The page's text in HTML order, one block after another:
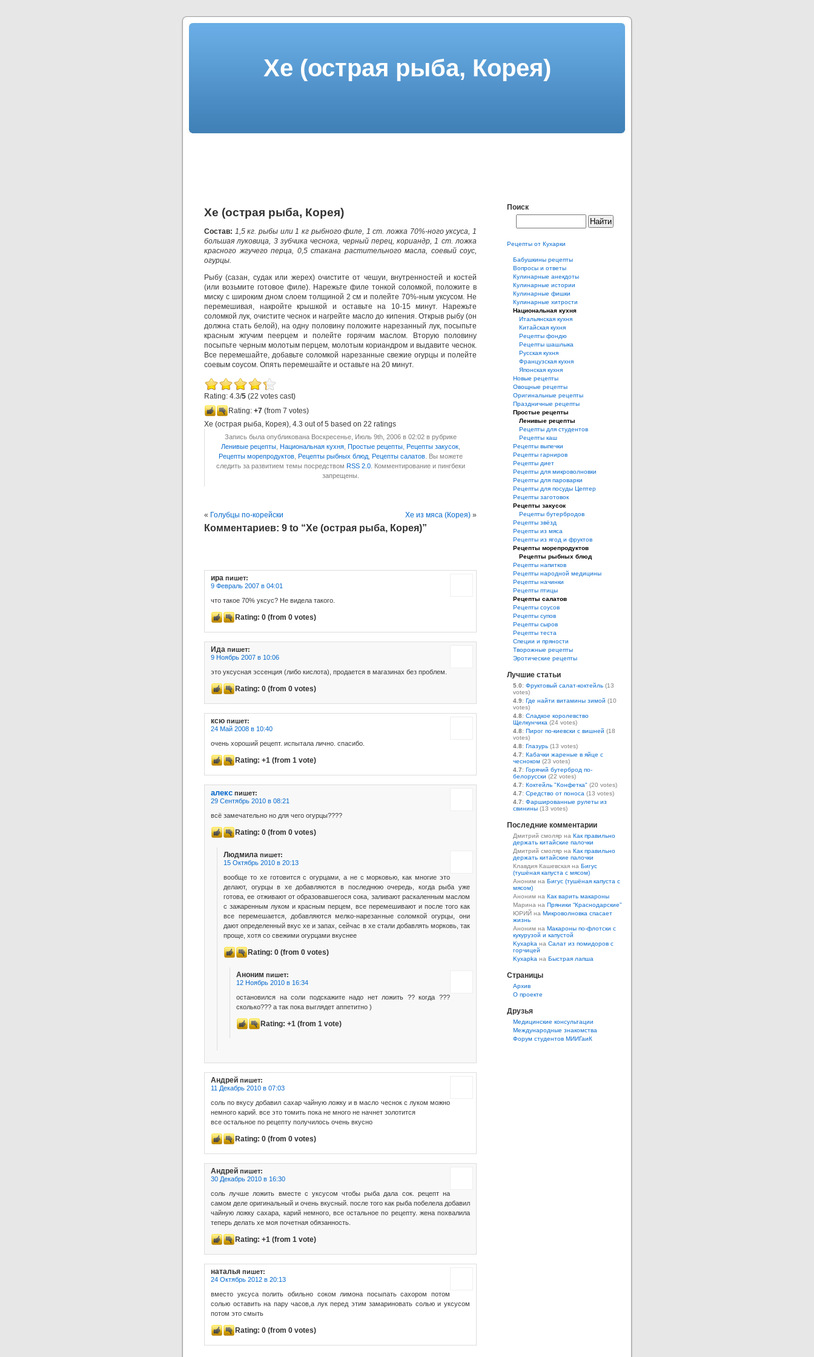
Хе (острая рыба, Корея)
Хе (острая рыба, Корея)
Состав: 1,5 кг. рыбы или 1 кг рыбного филе, 1 ст. ложка 70%-ного уксуса, 1
большая луковица, 3 зубчика чеснока, черный перец, кориандр, 1 ст. ложка
красного жгучего перца, 0,5 стакана растительного масла, соевый соус,
огурцы.
Рыбу (сазан, судак или жерех) очистите от чешуи, внутренностей и костей
(или возьмите готовое филе). Нарежьте филе тонкой соломкой, положите в
миску с широким дном слоем толщиной 2 см и полейте 70%-ным уксусом. Не
перемешивая, накройте крышкой и оставьте на 10-15 минут. Нарежьте
соломкой лук, очистите чеснок и нагрейте масло до кипения. Открыв рыбу (он
должна стать белой), на одну половину положите нарезанный лук, посыпьте
красным жгучим пеерцем и полейте горячим маслом. Вторую половину
посыпьте черным молотым перцем, молотым кориандром и выдавите чеснок.
Все перемешайте, добавьте соломкой нарезанные свежие огурцы и полейте
соевым соусом. Опять перемешайте и оставьте на 20 минут.
Rating: 4.3/5 (22 votes cast)
Rating: +7 (from 7 votes)
Хе (острая рыба, Корея), 4.3 out of5 based on 22 ratings
Запись была опубликована Воскресенье, Июль 9th, 2006 в 02:02 в рубрике
Ленивые рецепты Национальная кухня Простые рецепты Рецепты закусок
Рецепты морепродуктов Рецепты рыбных блюд Рецепты салатов . Вы можете
следить за развитием темы посредством RSS 2.0 . Комментирование и пингбеки
запрещены.
« Голубцы по-корейски Хе из мяса (Корея) »
Комментариев: 9 to “Хе (острая рыба, Корея)”
ира пишет:
9 Февраль 2007 в 04:01
что такое 70% уксус? Не видела такого.
Rating: 0 (from 0 votes)
Ида пишет:
9 Ноябрь 2007 в 10:06
это уксусная эссенция (либо кислота), продается в магазинах без проблем.
Rating: 0 (from 0 votes)
ксю пишет:
24 Май 2008 в 10:40
очень хороший рецепт. испытала лично. спасибо.
Rating: +1 (from 1 vote)
алекс пишет:
29 Сентябрь 2010 в 08:21
всё замечательно но для чего огурцы????
Rating: 0 (from 0 votes)
Людмила пишет:
15 Октябрь 2010 в 20:13
вообще то хе готовится с огурцами, а не с морковью, как многие это
делают, огурцы в хе добавляются в последнюю очередь, когда рыба уже
готова, ее отживают от образовавшегося сока, заливают раскаленным маслом
с зажаренным луком и красным перцем, все перемешивают и после того как
все перемешается, добавляются мелко-нарезанные соломкой огурцы, они
дают определенный вкус хе и запах, сейчас в хе стали добавлять морковь, так
проще, хотя со свежими огурцами вкуснее
Rating: 0 (from 0 votes)
Аноним пишет:
12 Ноябрь 2010 в 16:34
остановился на соли подскажите надо нет ложить ?? когда ???
сколько??? а так пока выглядет аппетитно )
Rating: +1 (from 1 vote)
Андрей пишет:
11 Декабрь 2010 в 07:03
соль по вкусу добавил сахар чайную ложку и в масло чеснок с луком можно
немного карий. все это томить пока не много не начнет золотится
все остальное по рецепту получилось очень вкусно
Rating: 0 (from 0 votes)
Андрей пишет:
30 Декабрь 2010 в 16:30
соль лучше ложить вместе с уксусом чтобы рыба дала сок. рецепт на
самом деле оригинальный и очень вкусный. после того как рыба побелела добавил
чайную ложку сахара, карий немного, все остальное по рецепту. жена похвалила
теперь делать хе моя почетная обязанность.
Rating: +1 (from 1 vote)
наталья пишет:
24 Октябрь 2012 в 20:13
вместо уксуса полить обильно соком лимона посыпать сахором потом
солью оставить на пару часов,а лук перед этим замариновать солью и уксусом
потом это смыть
Rating: 0 (from 0 votes)
Поиск
Рецепты от Кухарки
Бабушкины рецепты
Вопросы и ответы
Кулинарные анекдоты
Кулинарные истории
Кулинарные фишки
Кулинарные хитрости
Национальная кухня
Итальянская кухня
Китайская кухня
Рецепты фондю
Рецепты шашлыка
Русская кухня
Французская кухня
Японская кухня
Новые рецепты
Овощные рецепты
Оригинальные рецепты
Праздничные рецепты
Простые рецепты
Ленивые рецепты
Рецепты для студентов
Рецепты каш
Рецепты выпечки
Рецепты гарниров
Рецепты диет
Рецепты для микроволновки
Рецепты для пароварки
Рецепты для посуды Цептер
Рецепты заготовок
Рецепты закусок
Рецепты бутербродов
Рецепты звёзд
Рецепты из мяса
Рецепты из ягод и фруктов
Рецепты морепродуктов
Рецепты рыбных блюд
Рецепты напитков
Рецепты народной медицины
Рецепты начинки
Рецепты птицы
Рецепты салатов
Рецепты соусов
Рецепты супов
Рецепты сыров
Рецепты теста
Специи и пряности
Творожные рецепты
Эротические рецепты
Лучшие статьи
5.0: Фруктовый салат-коктейль (13
votes)
4.9: Где найти витамины зимой (10
votes)
4.8: Сладкое королевство
Щелкунчика (24 votes)
4.8: Пирог по-киевски с вишней (18
votes)
4.8: Глазурь (13 votes)
4.7: Кабачки жареные в яйце с
чесноком (23 votes)
4.7: Горячий бутерброд по-
белорусски (22 votes)
4.7: Коктейль "Конфетка" (20 votes)
4.7: Средство от поноса (13 votes)
4.7: Фаршированные рулеты из
свинины (13 votes)
Последние комментарии
Дмитрий смоляр на Как правильно
держать китайские палочки
Дмитрий смоляр на Как правильно
держать китайские палочки
Клавдия Кашевская на Бигус
(тушёная капуста с мясом)
Аноним на Бигус (тушёная капуста с
мясом)
Аноним на Как варить макароны
Марина на Пряники “Краснодарские”
ЮРИЙ на Микроволновка спасает
жизнь
Аноним на Макароны по-флотски с
кукурузой и капустой
Kyxapka на Салат из помидоров с
горчицей
Kyxapka на Быстрая лапша
Страницы
Aрхив
О проекте
Друзья
Медицинские консультации
Международные знакомства
Форум студентов МИИГаиК